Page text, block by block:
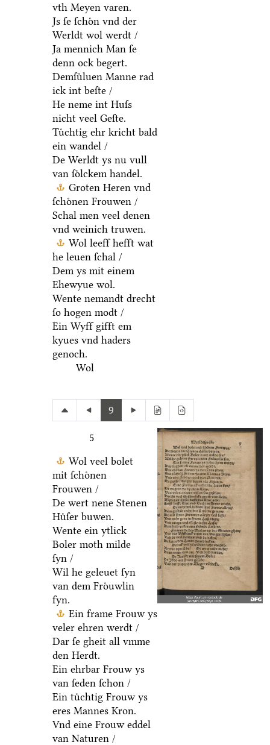
vth Meyen varen.
Js ſe ſchoͤn vnd der
Werldt wol werdt /
Ja mennich Man ſe
denn ock begert.
Demſuͤluen Manne rad
ick int beſte /
He neme int Huſs
nicht veel Geſte.
Tuͤchtig ehr kricht bald
ein wandel /
De Werldt ys nu vull
van ſoͤlckem handel.
Groten Heren vnd
ſchoͤnen Frouwen /
Schal men veel denen
vnd weinich truwen.
Wol leeff hefft wat
he leuen ſchal /
Dem ys mit einem
Ehewyue wol.
Wente nemandt drecht
ſo hogen modt /
Ein Wyff gifft em
kyues vnd haders
genoch.
Wol
9
5
Wol veel bolet
mit ſchoͤnen
Frouwen /
De wert nene Stenen
Huͤſer buwen.
Wente ein ytlick
Boler moth milde
ſyn /
Wil he geleuet ſyn
van dem Froͤuwlin
fyn.
Ein frame Frouw ys
veler ehren werdt /
Dar ſe gheit all vmme
den Herdt.
Ein ehrbar Frouw ys
van ſeden ſchon /
Ein tuͤchtig Frouw ys
eres Mannes Kron.
Vnd eine Frouw eddel
van Naturen /